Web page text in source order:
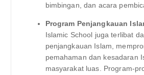
bimbingan, dan acara
Program Penjangkauan
Islamic School juga terlibat
penjangkauan Islam,
pemahaman dan kesadaran
masyarakat luas. Program-